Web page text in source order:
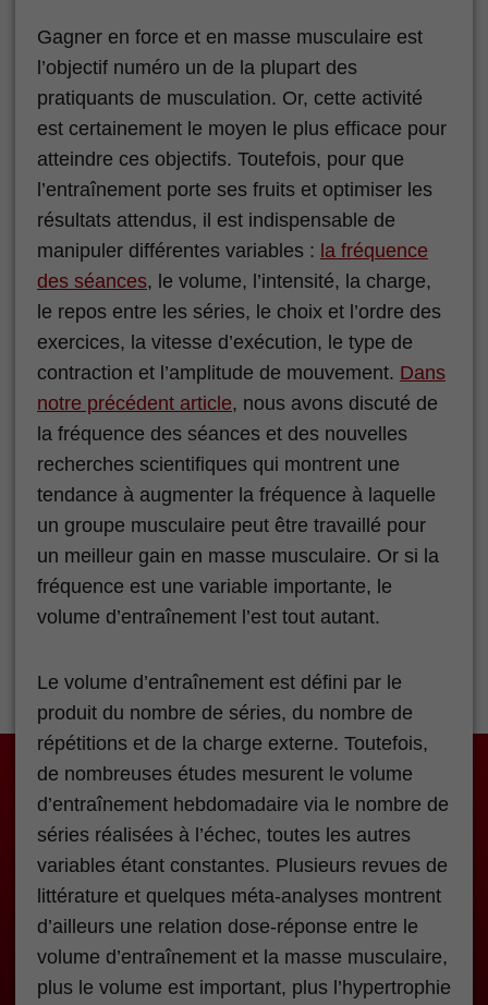
Gagner en force et en masse musculaire est
l’objectif numéro un de la plupart des
pratiquants de musculation. Or, cette activité
est certainement le moyen le plus efficace pour
atteindre ces objectifs. Toutefois, pour que
l’entraînement porte ses fruits et optimiser les
résultats attendus, il est indispensable de
manipuler différentes variables : la fréquence
des séances, le volume, l’intensité, la charge,
le repos entre les séries, le choix et l’ordre des
exercices, la vitesse d’exécution, le type de
contraction et l’amplitude de mouvement. Dans
notre précédent article, nous avons discuté de
la fréquence des séances et des nouvelles
recherches scientifiques qui montrent une
tendance à augmenter la fréquence à laquelle
un groupe musculaire peut être travaillé pour
un meilleur gain en masse musculaire. Or si la
fréquence est une variable importante, le
volume d’entraînement l’est tout autant.
Le volume d’entraînement est défini par le
produit du nombre de séries, du nombre de
répétitions et de la charge externe. Toutefois,
de nombreuses études mesurent le volume
d’entraînement hebdomadaire via le nombre de
séries réalisées à l’échec, toutes les autres
variables étant constantes. Plusieurs revues de
littérature et quelques méta-analyses montrent
d’ailleurs une relation dose-réponse entre le
volume d’entraînement et la masse musculaire,
plus le volume est important, plus l’hypertrophie